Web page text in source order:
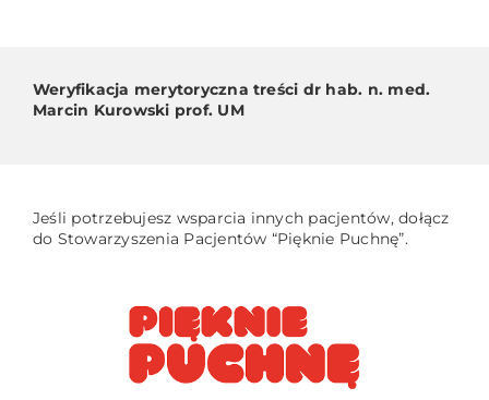
Weryfikacja merytoryczna treści dr hab. n. med.
Marcin Kurowski prof. UM
Jeśli potrzebujesz wsparcia innych pacjentów, dołącz
do Stowarzyszenia Pacjentów “Pięknie Puchnę”.